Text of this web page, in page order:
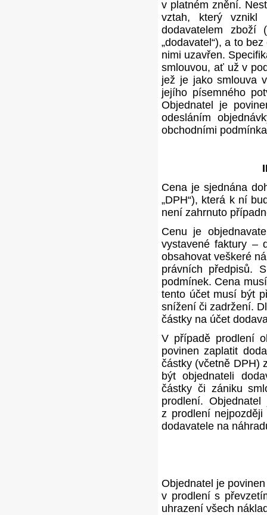
v platném znění.
vztah, který vznikl
dodavatelem zboží
„dodavatel“), a to
nimi uzavřen.
smlouvou, ať už v
jež je jako smlouva
jejího písemného
Objednatel je
odesláním
obchodními
Cena je sjednána
„DPH“), která k ní
není zahrnuto
Cenu je
vystavené faktury –
obsahovat veškeré
právních předpisů.
podmínek. Cena
tento účet musí být
snížení či zadržení.
částky na účet
V případě prodlení
povinen zaplatit
částky (včetně DPH)
být objednateli
částky či zániku
prodlení.
z prodlení
dodavatele na
Objednatel je
v prodlení s
uhrazení všech